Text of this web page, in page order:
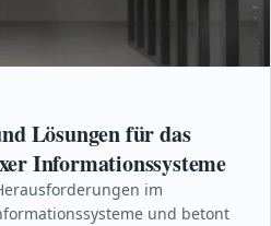
Lösungen für das
Informationssysteme
im
und betont